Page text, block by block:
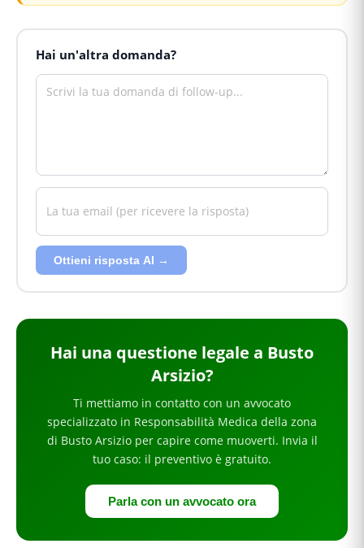
Hai un'altra domanda?
Ottieni risposta AI →
Hai una questione legale a Busto
Arsizio?
Ti mettiamo in contatto con un avvocato
specializzato in Responsabilità Medica della zona
di Busto Arsizioper capire come muoverti. Invia il
tuo caso: il preventivo è gratuito.
Parla con un avvocato ora